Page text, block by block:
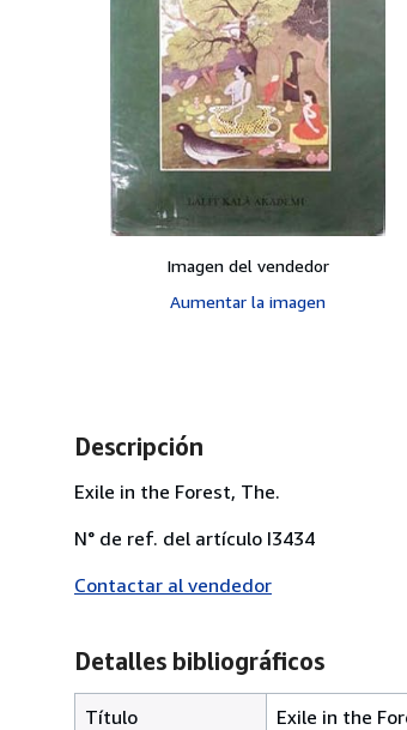
Imagen del vendedor
Aumentar la imagen
Descripción
Exile in the Forest, The.
N° de ref. del artículo I3434
Contactar al vendedor
Detalles bibliográficos
Título
Exile in the